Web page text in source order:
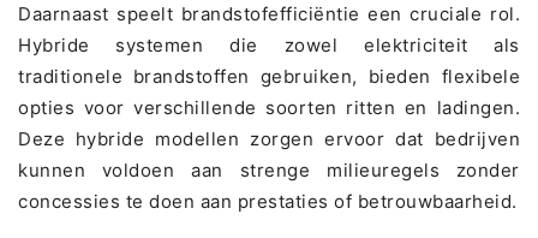
Daarnaast speelt brandstofefficiëntie een cruciale rol.
Hybride systemen die zowel elektriciteit als
traditionele brandstoffen gebruiken, bieden flexibele
opties voor verschillende soorten ritten en ladingen.
Deze hybride modellen zorgen ervoor dat bedrijven
kunnen voldoen aan strenge milieuregels zonder
concessies te doen aan prestaties of betrouwbaarheid.